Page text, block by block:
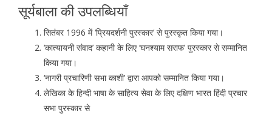
सूर्यबाला की उपलब्धियाँ
सितंबर 1996 में ‘प्रियदर्शनी पुरस्कार’ से पुरस्कृत किया गया।
‘कात्यायनी संवाद’ कहानी के लिए ‘घनश्याम सराफ’ पुरस्कार से सम्मानित
किया गया।
‘नागरी प्रचारिणी सभा काशी’ द्वारा आपको सम्मानित किया गया।
लेखिका के हिन्दी भाषा के साहित्य सेवा के लिए दक्षिण भारत हिंदी प्रचार
सभा पुरस्कार से